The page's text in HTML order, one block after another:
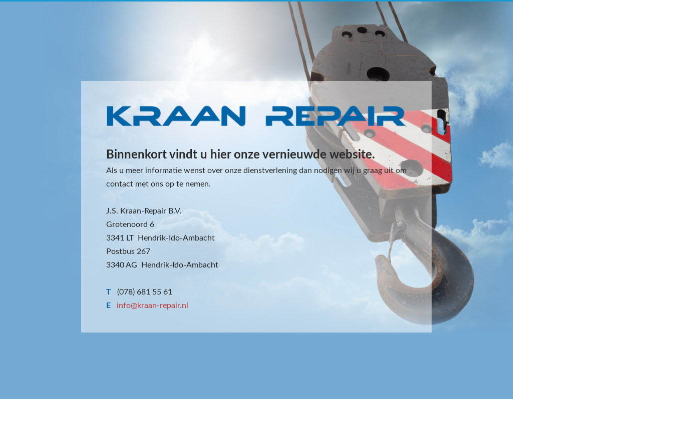
Binnenkort vindt u hier onze vernieuwde website.
Als u meer informatie wenst over onze dienstverlening dan nodigen wij u graag uit om
contact met ons op te nemen.
J.S. Kraan-Repair B.V.
Grotenoord 6
3341 LT Hendrik-Ido-Ambacht
Postbus 267
3340 AG Hendrik-Ido-Ambacht
T
(078) 681 55 61
E
info@kraan-repair.nl